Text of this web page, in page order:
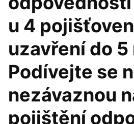
u 4
uzavření do
Podívejte se
nezávaznou
pojištění